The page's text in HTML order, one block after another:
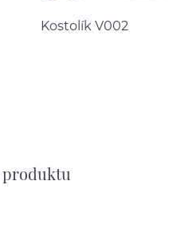
Kostolík V002
produktu